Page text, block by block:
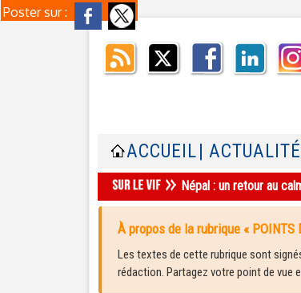
Poster sur :
ACCUEIL | ACTUALITÉ
Népal : un retour au
À propos de la rubrique « POINTS
Les textes de cette rubrique sont
rédaction. Partagez votre point de vue